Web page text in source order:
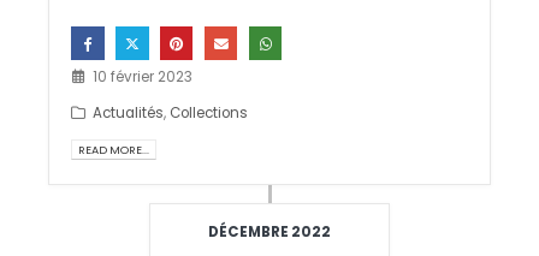
10 février 2023
Actualités, Collections
READ MORE...
DÉCEMBRE 2022